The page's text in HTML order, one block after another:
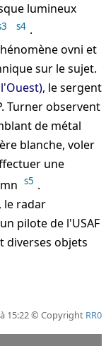
lumineux
s4 .
ovni et
sur le sujet.
, le sergent
Turner observent
de métal
blanche, voler
une
s5 .
le radar
pilote de l'USAF
diverses objets
15:22 © Copyright RR0